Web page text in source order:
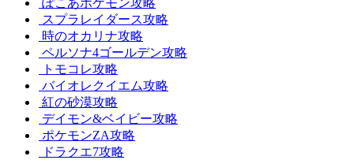
スプラレイダース攻略
時のオカリナ攻略
ペルソナ4ゴールデン攻略
トモコレ攻略
バイオレクイエム攻略
紅の砂漠攻略
デイモン&ベイビー攻略
ポケモンZA攻略
ドラクエ7攻略